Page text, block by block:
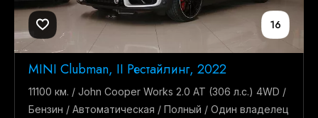
16
MINI Clubman, II Рестайлинг, 2022
11100 км. / John Cooper Works 2.0 AT (306 л.с.) 4WD /
Бензин / Автоматическая / Полный / Один владелец